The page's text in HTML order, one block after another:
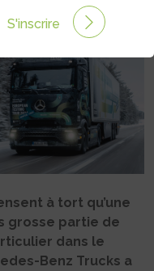
à tort qu’une
grosse partie de
dans le
Benz Trucks a
S'inscrire